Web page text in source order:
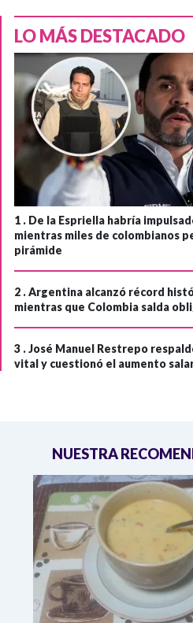
LO MÁS DESTACADO
1 . De la Espriella habría
mientras miles de colombianos
pirámide
2 .Argentina alcanzó récord
mientras que Colombia salda
3 .José Manuel Restrepo
vital y cuestionó el aumento
NUESTRA